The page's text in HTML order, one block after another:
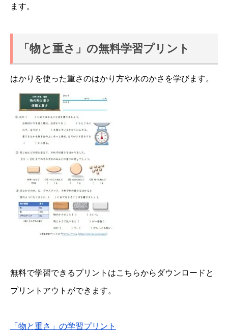
ます。
「物と重さ」の無料学習プリント
はかりを使った重さのはかり方や水のかさを学びます。
無料で学習できるプリントはこちらからダウンロードと
プリントアウトができます。
「物と重さ」の学習プリント